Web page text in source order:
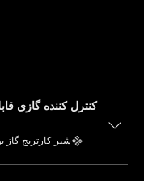
کنترل کننده گازی
شیر کارتریج گاز